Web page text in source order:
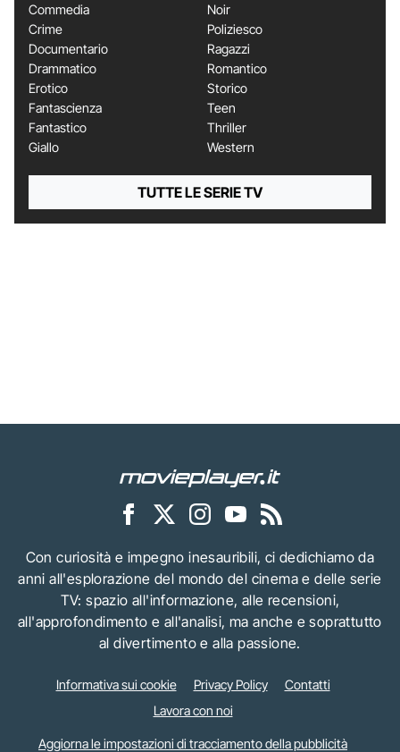
Commedia
Crime
Documentario
Drammatico
Erotico
Fantascienza
Fantastico
Giallo
Noir
Poliziesco
Ragazzi
Romantico
Storico
Teen
Thriller
Western
TUTTE LE SERIE TV
Con curiosità e impegno inesauribili, ci dedichiamo da
anni all'esplorazione del mondo del cinema e delle serie
TV: spazio all'informazione, alle recensioni,
all'approfondimento e all'analisi, ma anche e soprattutto
al divertimento e alla passione.
Informativa sui cookie Privacy Policy
Contatti
Lavora con noi
Aggiorna le impostazioni di tracciamento della pubblicità